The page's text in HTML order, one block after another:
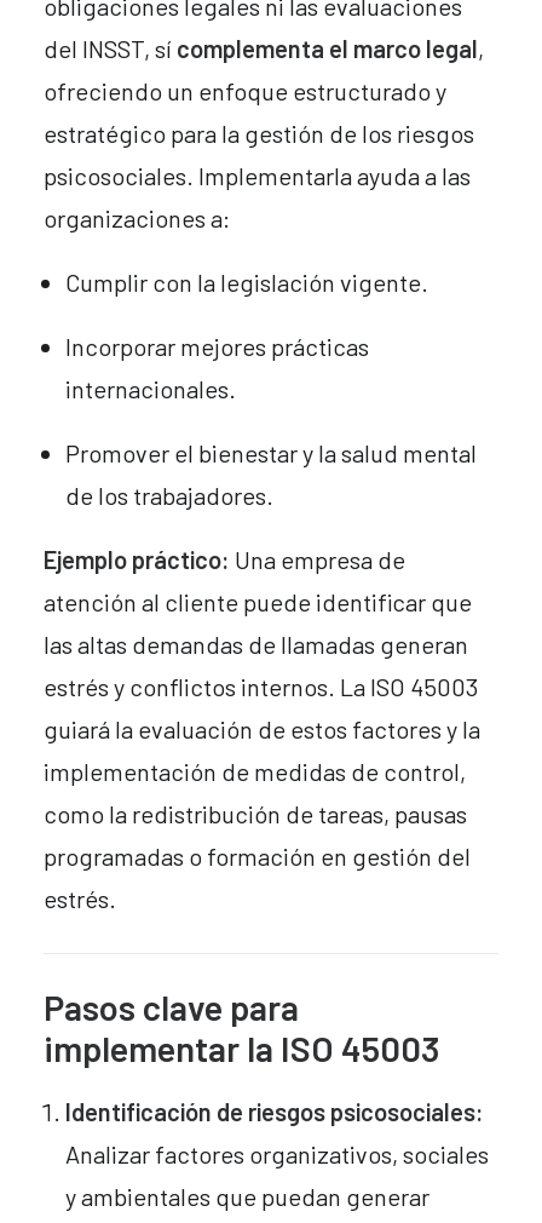
obligaciones legales ni las evaluaciones
del INSST, sí complementa el marco legal,
ofreciendo un enfoque estructurado y
estratégico para la gestión de los riesgos
psicosociales. Implementarla ayuda a las
organizaciones a:
Cumplir con la legislación vigente.
Incorporar mejores prácticas
internacionales.
Promover el bienestar y la salud mental
de los trabajadores.
Ejemplo práctico: Una empresa de
atención al cliente puede identificar que
las altas demandas de llamadas generan
estrés y conflictos internos. La ISO 45003
guiará la evaluación de estos factores y la
implementación de medidas de control,
como la redistribución de tareas, pausas
programadas o formación en gestión del
estrés.
Pasos clave para
implementar la ISO 45003
Identificación de riesgos psicosociales:
Analizar factores organizativos, sociales
y ambientales que puedan generar